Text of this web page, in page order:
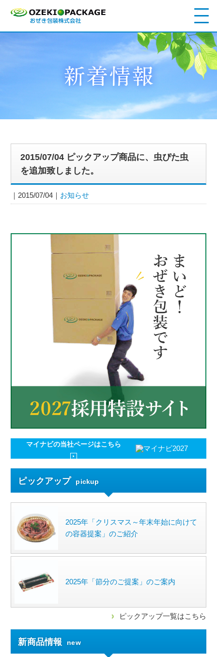
2015/07/04 ピックアップ商品に、虫ぴた虫
を追加致しました。
2015/07/04 お知らせ
マイナビの当社ページはこちら
ピックアップ pickup
2025年「クリスマス～年末年始に向けて
の容器提案」のご紹介
2025年「節分のご提案」のご案内
ピックアップ一覧はこちら
新商品情報 new